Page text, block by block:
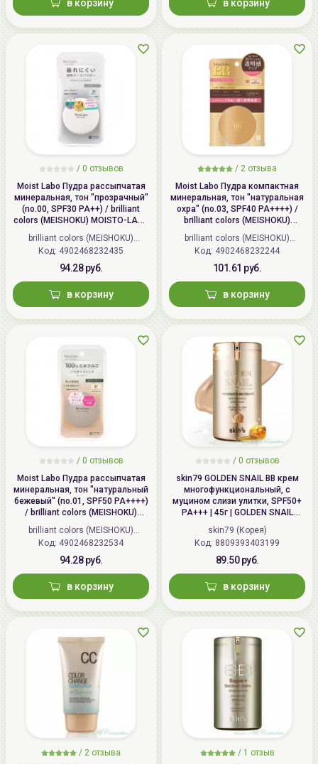
в корзину в корзину
/ 0 отзывов
Moist Labo Пудра рассыпчатая
минеральная, тон "прозрачный"
(no.00, SPF30 PA++) / brilliant
colors (MEISHOKU) MOISTO-LABO
BB MINERAL FOUNDATION
brilliant colors (MEISHOKU)
(Япония)
Код: 4902468232435
94.28 руб.
в корзину
/ 2 отзыва
Moist Labo Пудра компактная
минеральная, тон "натуральная
охра" (no.03, SPF40 PA++++) /
brilliant colors (MEISHOKU)
MOISTO-LABO BB MINERAL
POWDER
brilliant colors (MEISHOKU)
(Япония)
Код: 4902468232244
101.61 руб.
в корзину
/ 0 отзывов
Moist Labo Пудра рассыпчатая
минеральная, тон "натуральный
бежевый" (no.01, SPF50 PA++++)
/ brilliant colors (MEISHOKU)
MOISTO-LABO BB MINERAL
FOUNDATION
brilliant colors (MEISHOKU)
(Япония)
Код: 4902468232534
94.28 руб.
в корзину
/ 0 отзывов
skin79 GOLDEN SNAIL ВВ крем
многофункциональный, с
муцином слизи улитки, SPF50+
PA+++ | 45г | GOLDEN SNAIL
Intensive BB Cream, SPF50+
PA+++
skin79 (Корея)
Код: 8809393403199
89.50 руб.
в корзину
/ 2 отзыва
/ 1 отзыв